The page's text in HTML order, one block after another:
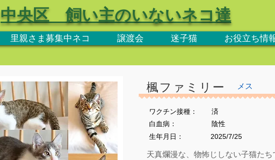
里親さま募集中ネコ 譲渡会 迷子猫 お役立ち情
中央区 飼い主のいないネコ達
メス
楓ファミリー
ワクチン接種： 済
​白血病：
陰性
生年月日：
2025/7/25
天真爛漫な、物怖じしない子猫た